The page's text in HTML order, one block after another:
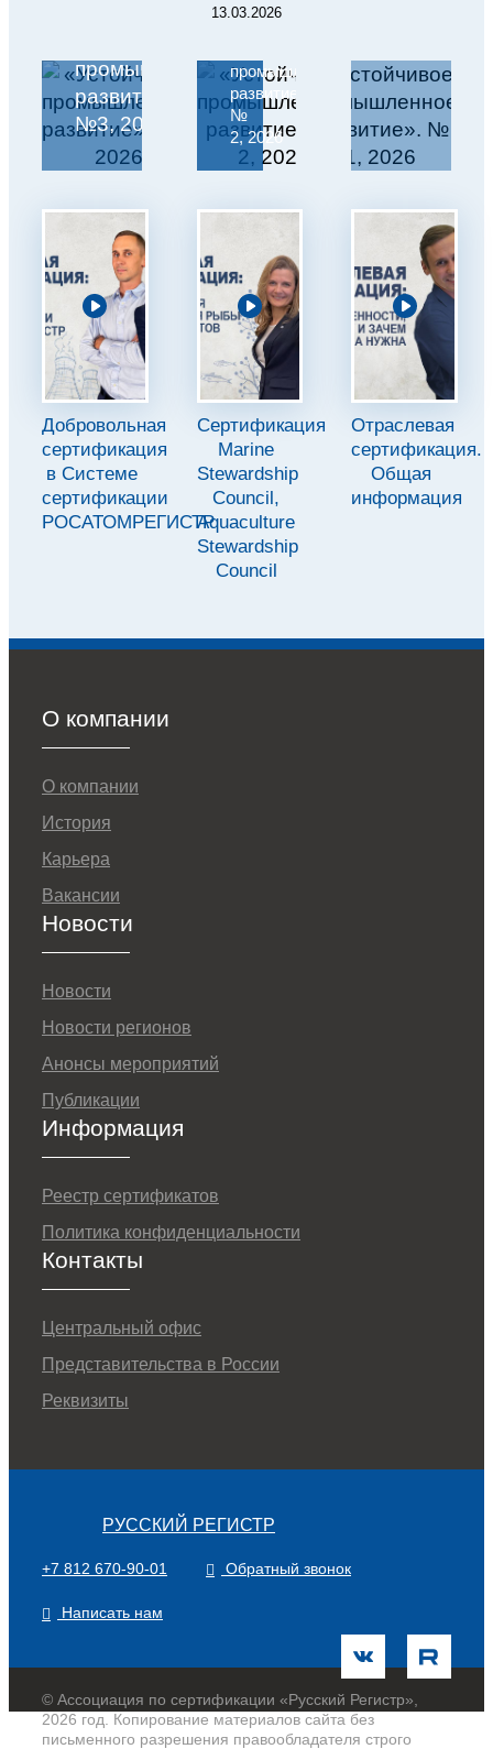
13.03.2026
промышленное
развитие».
№3, 2026
промышленное
развитие».
№
2, 2026
Добровольная
сертификация
в Системе
сертификации
РОСАТОМРЕГИСТР
Сертификация
Marine
Stewardship
Council,
Aquaculture
Stewardship
Council
Отраслевая
сертификация.
Общая
информация
О компании
О компании
История
Карьера
Вакансии
Новости
Новости
Новости регионов
Анонсы мероприятий
Публикации
Информация
Реестр сертификатов
Политика конфиденциальности
Контакты
Центральный офис
Представительства в России
Реквизиты
РУССКИЙ РЕГИСТР
+7 812 670-90-01 Обратный звонок
Написать нам
© Ассоциация по сертификации «Русский Регистр»,
2026 год. Копирование материалов сайта без
письменного разрешения правообладателя строго